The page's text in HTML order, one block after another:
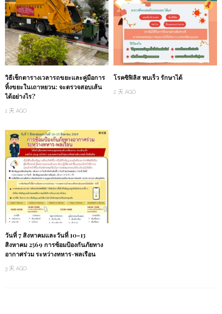
วิธีเช็กตารางเวลารถขยะและคู่มือการ
ทิ้งขยะในเถาหยวน: จะตรวจสอบเส้น
ได้อย่างไร?
1 天 AGO
โรคซิฟิลิส พบเร็ว รักษาได้
2 天 AGO
วันที่ 7 สิงหาคมและวันที่ 10–13
สิงหาคม 2569 การซ้อมป้องกันภัยทาง
อากาศร่วม ระหว่างทหาร-พลเรือน
3 天 AGO